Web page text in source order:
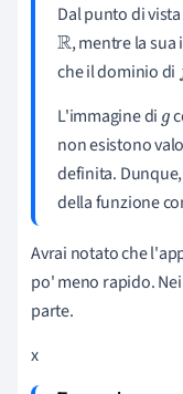
Dal punto di
R, mentre la sua
che il dominio di f
L'immagine dig
non esistono
definita.
della funzione
Avrai notato che
po' meno rapido.
parte.
x